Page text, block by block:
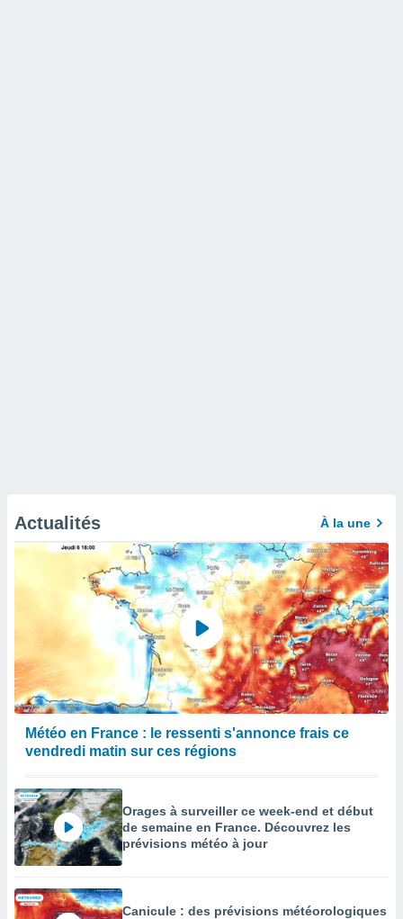
Actualités À la une
Météo en France : le ressenti s'annonce frais ce
vendredi matin sur ces régions
Orages à surveiller ce week-end et début
de semaine en France. Découvrez les
prévisions météo à jour
Canicule : des prévisions météorologiques